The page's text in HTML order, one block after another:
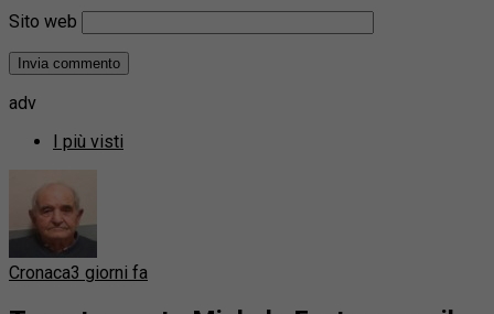
Sito web
adv
I più visti
Cronaca3 giorni fa